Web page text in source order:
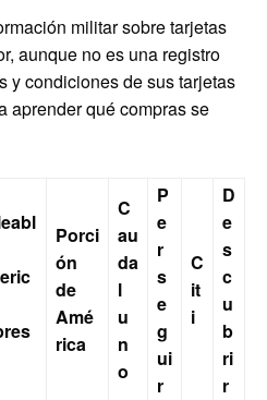
militar sobre tarjetas
aunque no es una registro
y condiciones de sus tarjetas
aprender qué compras se
Porci
ón
de
Amé
rica
C
au
da
l
u
n
o
P
e
r
s
e
g
ui
r
C
it
i
D
e
s
c
u
b
ri
r